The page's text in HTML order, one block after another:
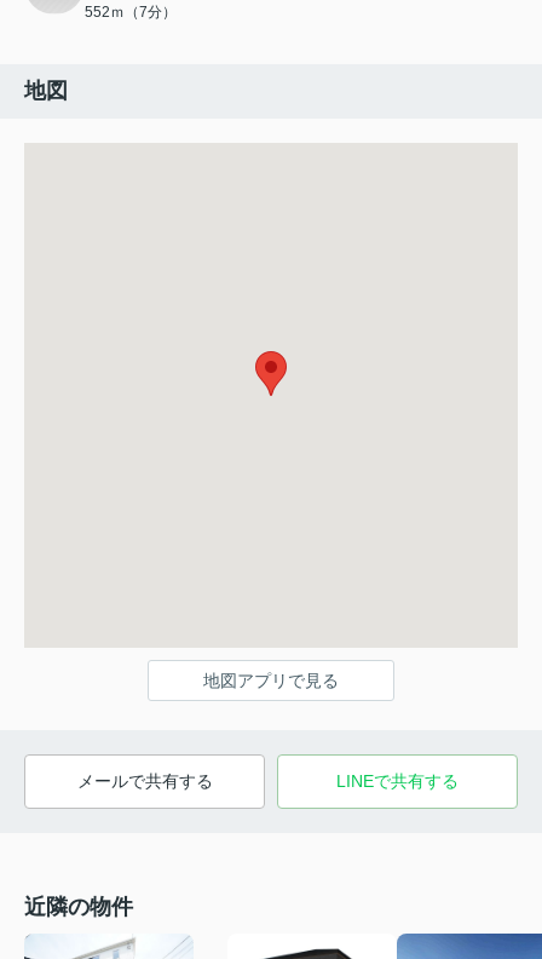
552ｍ（7分）
地図
地図アプリで見る
メールで共有する LINEで共有する
近隣の物件